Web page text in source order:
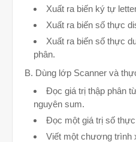
Xuất ra biến ký tự
Xuất ra biến số thực
Xuất ra biến số thực
phân.
B. Dùng lớp Scanner và
Ðọc giá trị thập phân
nguyên sum.
Ðọc một giá trị số
Viết một chương trình